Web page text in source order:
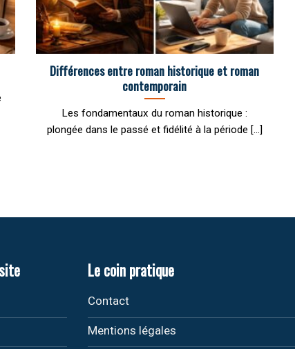
Différences entre roman historique et roman
contemporain
Les fondamentaux du roman historique :
plongée dans le passé et fidélité à la période [...]
Le coin pratique
Contact
Mentions légales